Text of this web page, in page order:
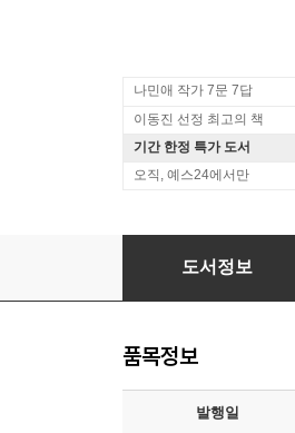
나민애 작가 7문 7답
이동진 선정 최고의 책
기간 한정 특가 도서
오직, 예스24에서만
무라카미 라디오
도서정보
품목정보
발행일